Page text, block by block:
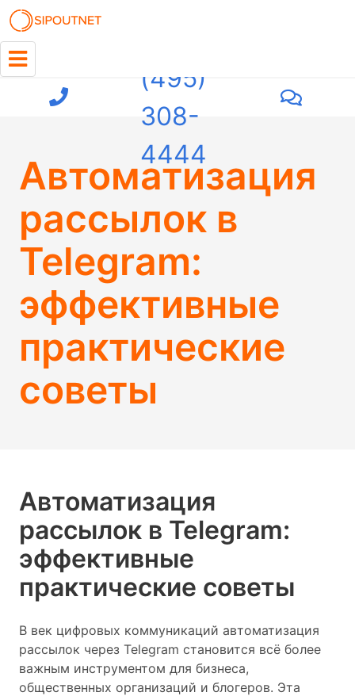
(495)
308-
4444
Автоматизация
рассылок в
Telegram:
эффективные
практические
советы
Автоматизация
рассылок в Telegram:
эффективные
практические советы
В век цифровых коммуникаций автоматизация
рассылок через Telegram становится всё более
важным инструментом для бизнеса,
общественных организаций и блогеров. Эта